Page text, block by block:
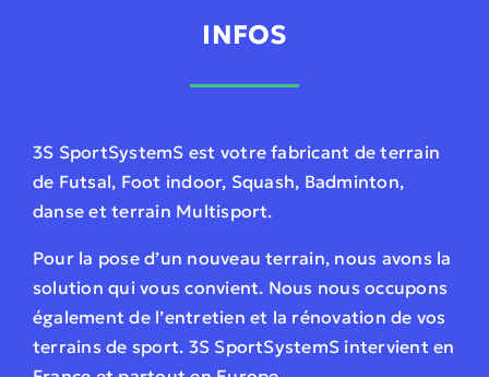
INFOS
3S SportSystemS est votre fabricant de terrain
de Futsal, Foot indoor, Squash, Badminton,
danse et terrain Multisport.
Pour la pose d’un nouveau terrain, nous avons la
solution qui vous convient. Nous nous occupons
également de l’entretien et la rénovation de vos
terrains de sport. 3S SportSystemS intervient en